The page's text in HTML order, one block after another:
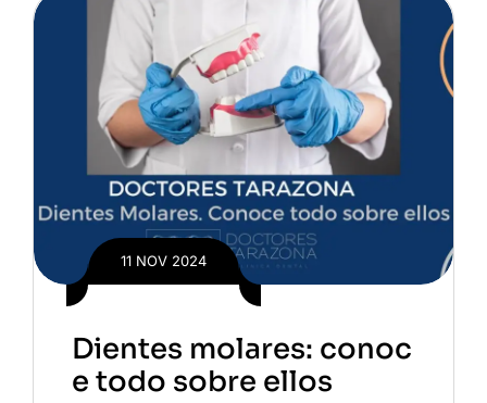
11 NOV 2024
Dientes molares: conoc
e todo sobre ellos